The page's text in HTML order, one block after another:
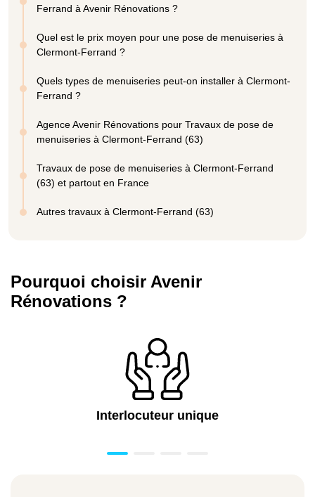
Ferrand à Avenir Rénovations ?
Quel est le prix moyen pour une pose de menuiseries à
Clermont-Ferrand ?
Quels types de menuiseries peut-on installer à Clermont-
Ferrand ?
Agence Avenir Rénovations pour Travaux de pose de
menuiseries à Clermont-Ferrand (63)
Travaux de pose de menuiseries à Clermont-Ferrand
(63) et partout en France
Autres travaux à Clermont-Ferrand (63)
Pourquoi choisir Avenir
Rénovations ?
Interlocuteur unique